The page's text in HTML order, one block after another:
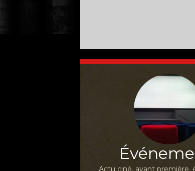
Actu ciné, avant première,